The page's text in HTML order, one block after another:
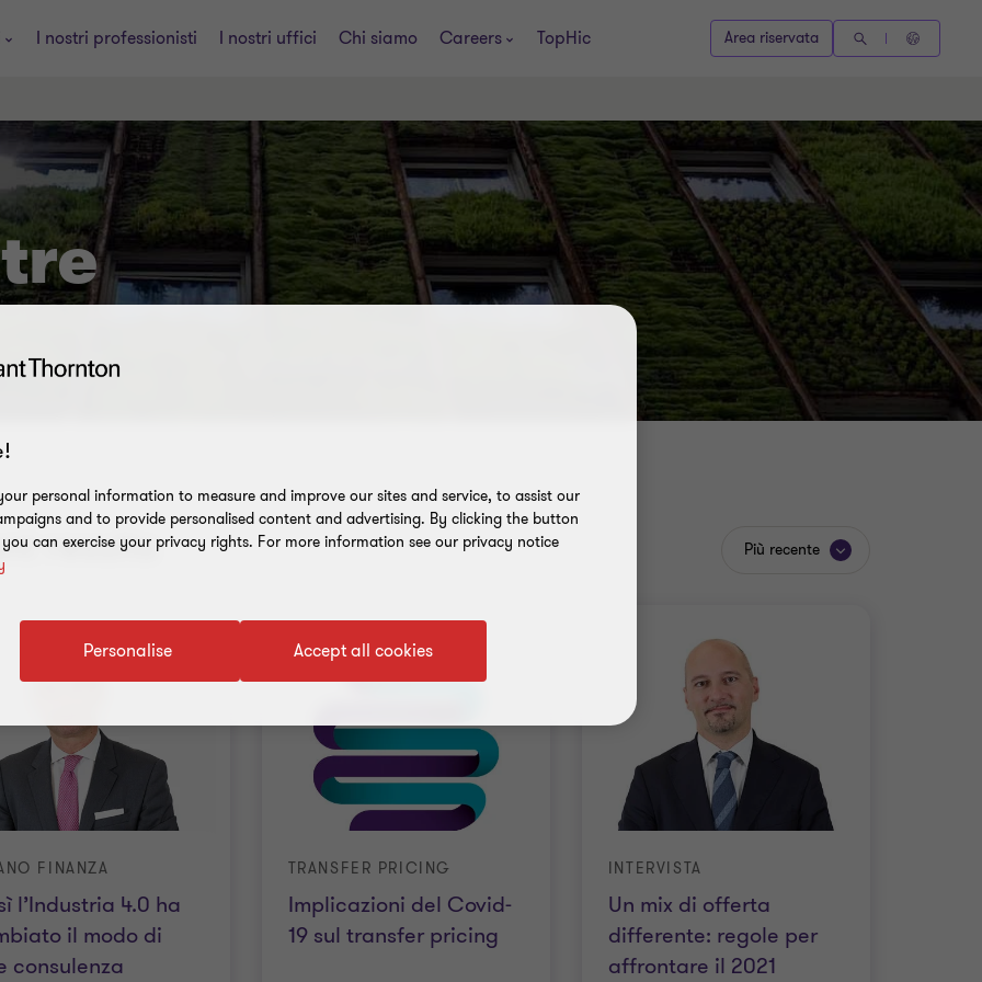
I nostri professionisti I nostri uffici Chi siamo Careers TopHic Area riservata
results Più recente
l’Industria 4.0 ha
il modo di
consulenza
FINANZA
Implicazioni del Covid-
19 sul transfer pricing
TRANSFER PRICING
Un mix di offerta
differente: regole per
affrontare il 2021
INTERVISTA
personal information to measure and improve our sites and service, to assist our
and to provide personalised content and advertising. By clicking the button
can exercise your privacy rights. For more information see our privacy notice
Accept all cookies
Personalise